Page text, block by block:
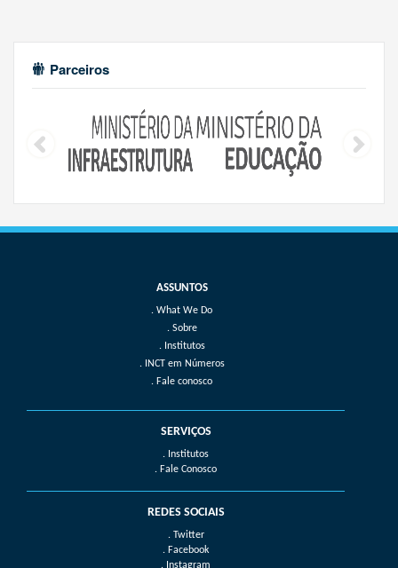
Parceiros
What We Do
Sobre
Institutos
INCT em Números
Fale conosco
SERVIÇOS
. Institutos
. Fale Conosco
REDES SOCIAIS
. Twitter
. Facebook
. Instagram